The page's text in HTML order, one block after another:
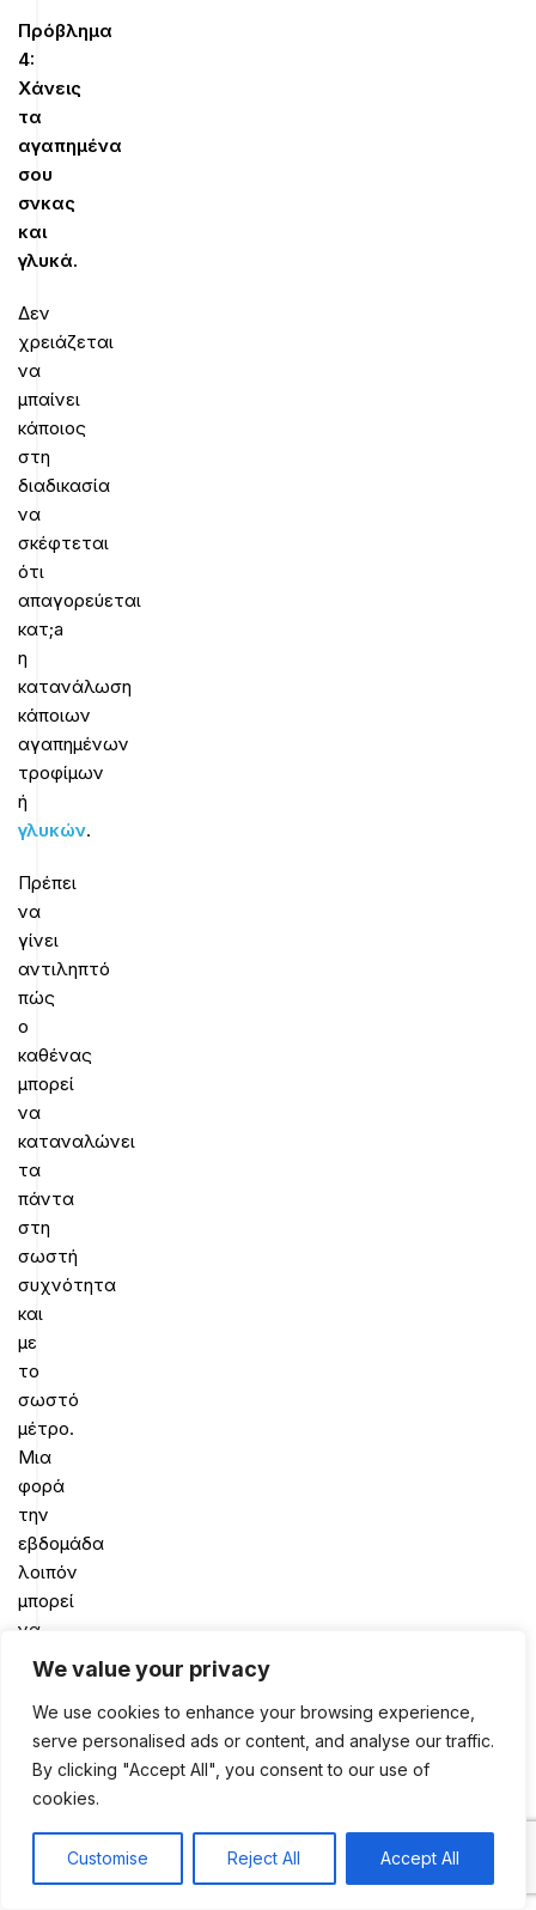
We value your privacy
We use cookies to enhance your browsing experience,
serve personalised ads or content, and analyse our traffic.
By clicking "Accept All", you consent to our use of
cookies.
Customise Reject All Accept All
Πρόβλημα
4:
Χάνεις
τα
αγαπημένα
σου
σνκας
και
γλυκά.
Δεν
χρειάζεται
να
μπαίνει
κάποιος
στη
διαδικασία
να
σκέφτεται
ότι
απαγορεύεται
κατ;a
η
κατανάλωση
κάποιων
αγαπημένων
τροφίμων
ή
γλυκών.
Πρέπει
να
γίνει
αντιληπτό
πώς
ο
καθένας
μπορεί
να
καταναλώνει
τα
πάντα
στη
σωστή
συχνότητα
και
με
το
σωστό
μέτρο.
Μια
φορά
την
εβδομάδα
λοιπόν
μπορεί
να
καθιερώνεται
ελεύθερο
γεύμα
που
θα
καταναλώνεται
κάποιο
φαγητό
0